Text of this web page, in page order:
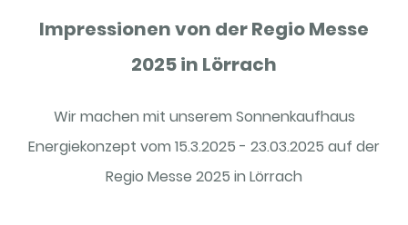
Impressionen von der Regio Messe
2025 in Lörrach
Wir machen mit unserem Sonnenkaufhaus
Energiekonzept vom 15.3.2025 - 23.03.2025 auf der
Regio Messe 2025 in Lörrach